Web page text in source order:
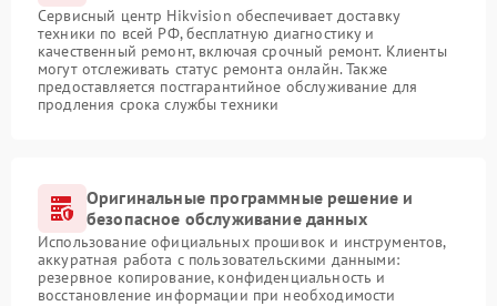
Сервисный центр Hikvision обеспечивает доставку
техники по всей РФ, бесплатную диагностику и
качественный ремонт, включая срочный ремонт. Клиенты
могут отслеживать статус ремонта онлайн. Также
предоставляется постгарантийное обслуживание для
продления срока службы техники
Оригинальные программные решение и
безопасное обслуживание данных
Использование официальных прошивок и инструментов,
аккуратная работа с пользовательскими данными:
резервное копирование, конфиденциальность и
восстановление информации при необходимости